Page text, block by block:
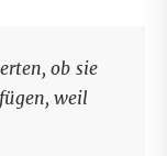
ob sie
weil